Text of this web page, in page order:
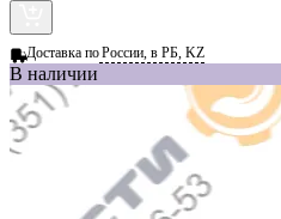
Доставка поРоссии, в РБ, KZ
В наличии